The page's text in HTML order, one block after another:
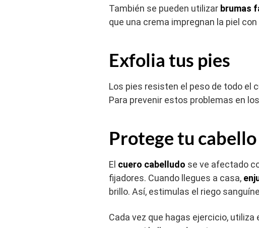
También se pueden utilizar brumas
que una crema impregnan la piel
Exfolia tus pies
Los pies resisten el peso de todo el
Para prevenir estos problemas en
Protege tu cabello
El cuero cabelludo se ve afectado
fijadores. Cuando llegues a casa,
brillo. Así, estimulas el riego
Cada vez que hagas ejercicio,